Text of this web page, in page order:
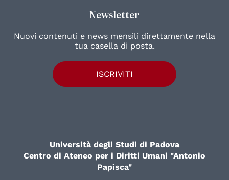
Newsletter
Nuovi contenuti e news mensili direttamente nella
tua casella di posta.
ISCRIVITI
Università degli Studi di Padova
Centro di Ateneo per i Diritti Umani "Antonio
Papisca"